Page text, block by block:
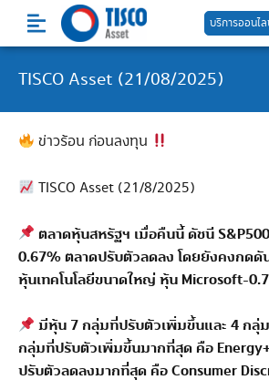
content
บริการออนไ
TISCO Asset (21/08/2025)
ข่าวร้อน ก่อนลงทุน
TISCO Asset (21/8/2025)
ตลาดหุ้นสหรัฐฯ เมื่อคืนนี้ ดัชนี
0.67% ตลาดปรับตัวลดลง โดยยังคงกดดั
หุ้นเทคโนโลยีขนาดใหญ่ หุ้น Microsoft-
มีหุ้น 7 กลุ่มที่ปรับตัวเพิ่มขึ้นและ 4 กลุ่
กลุ่มที่ปรับตัวเพิ่มขึ้นมากที่สุด คือ
ปรับตัวลดลงมากที่สุด คือ Consumer